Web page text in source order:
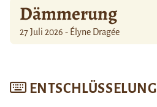
Dämmerung
27 Juli 2026 - Élyne Dragée
ENTSCHLÜSSELUNG